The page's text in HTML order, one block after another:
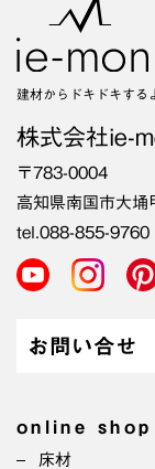
建材からドキドキする
株式会社ie-
〒783-0004
高知県南国市大埇
tel.088-855-
お問い合せ
online shop
床材